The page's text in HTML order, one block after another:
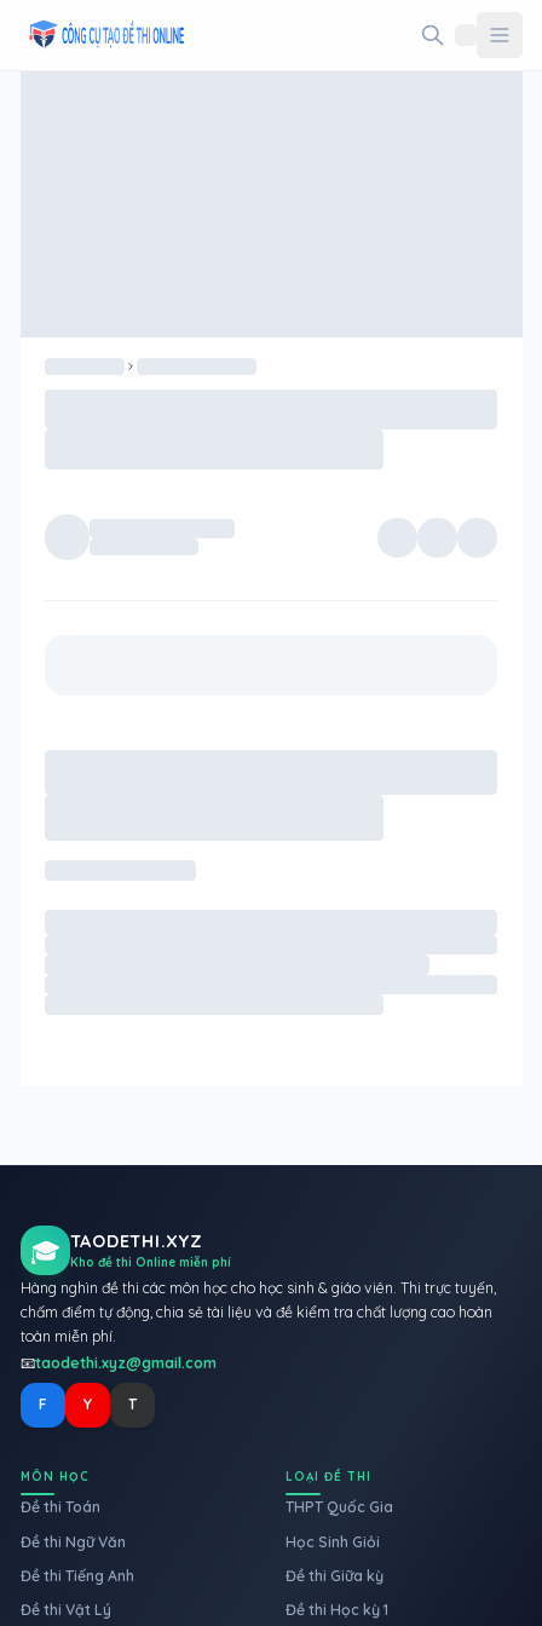
🎓 TAODETHI.XYZ
Kho đề thi Online miễn phí
Hàng nghìn đề thi các môn học cho học sinh & giáo viên. Thi trực tuyến,
chấm điểm tự động, chia sẻ tài liệu và đề kiểm tra chất lượng cao hoàn
toàn miễn phí.
📧taodethi.xyz@gmail.com
F Y T
MÔN HỌC
Đề thi Toán
Đề thi Ngữ Văn
Đề thi Tiếng Anh
Đề thi Vật Lý
LOẠI ĐỀ THI
THPT Quốc Gia
Học Sinh Giỏi
Đề thi Giữa kỳ
Đề thi Học kỳ 1